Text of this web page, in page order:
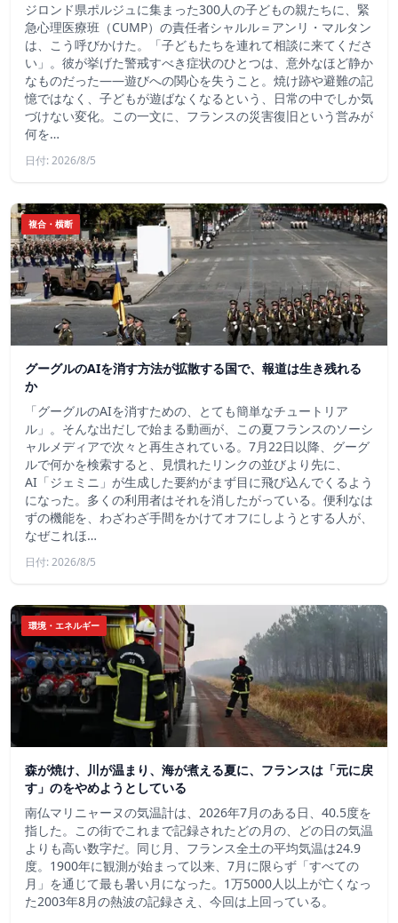
ジロンド県ポルジュに集まった300人の子どもの親たちに、緊
急心理医療班（CUMP）の責任者シャルル＝アンリ・マルタン
は、こう呼びかけた。「子どもたちを連れて相談に来てくださ
い」。彼が挙げた警戒すべき症状のひとつは、意外なほど静か
なものだった――遊びへの関心を失うこと。焼け跡や避難の記
憶ではなく、子どもが遊ばなくなるという、日常の中でしか気
づけない変化。この一文に、フランスの災害復旧という営みが
何を…
日付: 2026/8/5
複合・横断
グーグルのAIを消す方法が拡散する国で、報道は生き残れる
か
「グーグルのAIを消すための、とても簡単なチュートリア
ル」。そんな出だしで始まる動画が、この夏フランスのソーシ
ャルメディアで次々と再生されている。7月22日以降、グーグ
ルで何かを検索すると、見慣れたリンクの並びより先に、
AI「ジェミニ」が生成した要約がまず目に飛び込んでくるよう
になった。多くの利用者はそれを消したがっている。便利なは
ずの機能を、わざわざ手間をかけてオフにしようとする人が、
なぜこれほ…
日付: 2026/8/5
環境・エネルギー
森が焼け、川が温まり、海が煮える夏に、フランスは「元に戻
す」のをやめようとしている
南仏マリニャーヌの気温計は、2026年7月のある日、40.5度を
指した。この街でこれまで記録されたどの月の、どの日の気温
よりも高い数字だ。同じ月、フランス全土の平均気温は24.9
度。1900年に観測が始まって以来、7月に限らず「すべての
月」を通じて最も暑い月になった。1万5000人以上が亡くなっ
た2003年8月の熱波の記録さえ、今回は上回っている。